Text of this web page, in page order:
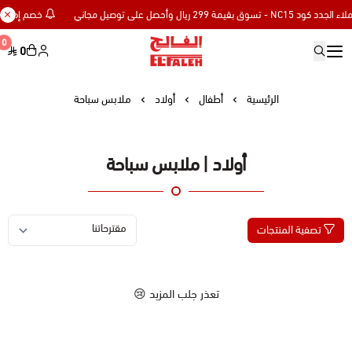
خصم إضافي 15% للعملاء الجدد كود NC15 - تسوق بقيمة 299 ريال وأحصل على توصيل مجاني
0 0
الرئيسية أطفال أولاد ملابس سباحة
أولاد | ملابس سباحة
تصفية المنتجات
تعذر جلب المزيد 😢